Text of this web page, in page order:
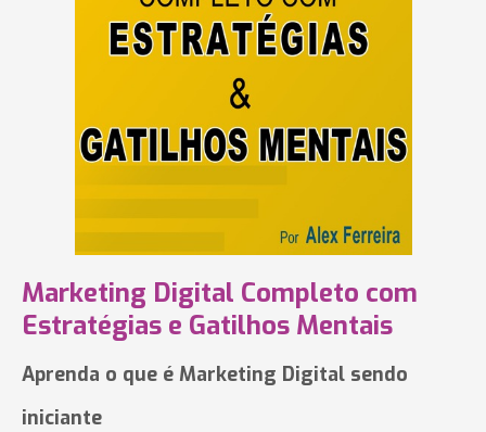
Marketing Digital Completo com
Estratégias e Gatilhos Mentais
Aprenda o que é Marketing Digital sendo
iniciante